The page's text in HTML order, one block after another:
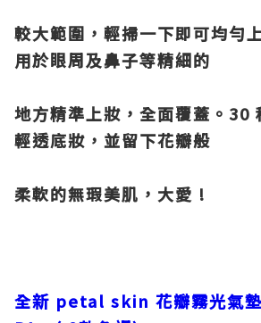
較大範圍，輕掃一下即可均勻
用於眼周及鼻子等精細的
地方精準上妝，全面覆蓋。 30
輕透底妝，並留下花瓣般
柔軟的無瑕美肌，大愛 !
全新 petal skin 花瓣霧光氣